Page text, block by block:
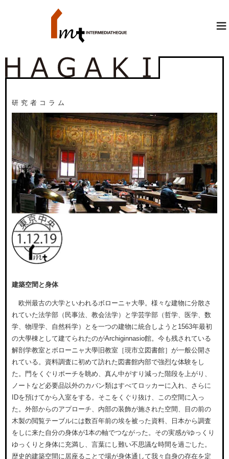
≡
研究者コラム
建築空間と身体
欧州最古の大学といわれるボローニャ大學。様々な建物に分散さ
れていた法学部（民事法、教会法学）と学芸学部（哲学、医学、数
学、物理学、自然科学）とを一つの建物に統合しようと1563年最初
の大學棟として建てられたのがArchiginnasio館。今も残されている
解剖学教室とボローニャ大學旧教室［現市立図書館］が一般公開さ
れている。資料調査に初めて訪れた図書館内部で強烈な体験をし
た。門をくぐりポーチを眺め、真ん中がすり減った階段を上がり、
ノートなど必要品以外のカバン類はすべてロッカーに入れ、さらに
IDを預けてから入室をする。そこをくぐり抜け、この空間に入っ
た。外部からのアプローチ、内部の装飾が施された空間、目の前の
木製の閲覧テーブルには数百年前の埃を被った資料、日本から調査
をしに来た自分の身体が1本の軸でつながった。その実感がゆっくり
ゆっくりと身体に充満し、言葉にし難い不思議な時間を過ごした。
歴史的建築空間に居座ることで場が身体通して我々自身の存在を定